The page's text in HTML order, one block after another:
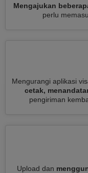
Mengajukan
perlu
Mengurangi aplikasi
cetak,
pengiriman
Upload dan